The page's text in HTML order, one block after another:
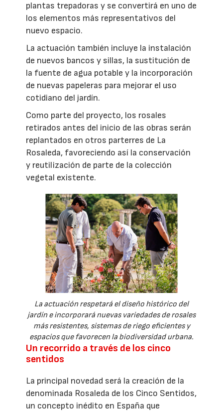
plantas trepadoras y se convertirá en uno de
los elementos más representativos del
nuevo espacio.
La actuación también incluye la instalación
de nuevos bancos y sillas, la sustitución de
la fuente de agua potable y la incorporación
de nuevas papeleras para mejorar el uso
cotidiano del jardín.
Como parte del proyecto, los rosales
retirados antes del inicio de las obras serán
replantados en otros parterres de La
Rosaleda, favoreciendo así la conservación
y reutilización de parte de la colección
vegetal existente.
La actuación respetará el diseño histórico del
jardín e incorporará nuevas variedades de rosales
más resistentes, sistemas de riego eficientes y
espacios que favorecen la biodiversidad urbana.
Un recorrido a través de los cinco
sentidos
La principal novedad será la creación de la
denominada Rosaleda de los Cinco Sentidos,
un concepto inédito en España que